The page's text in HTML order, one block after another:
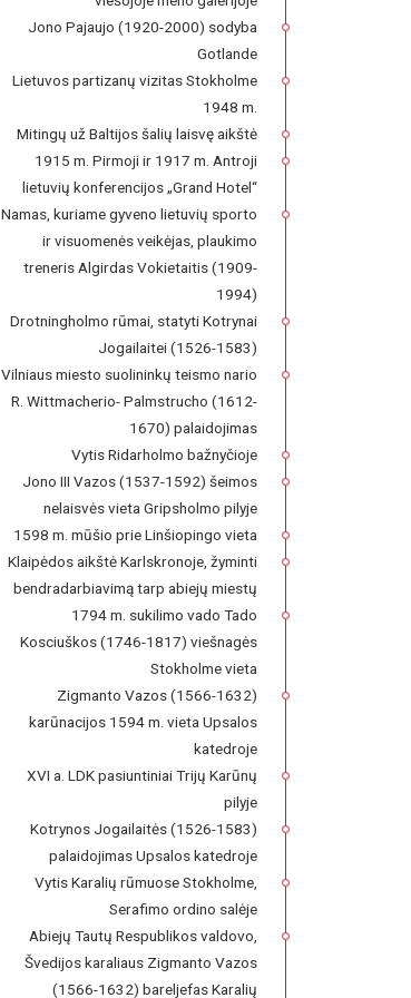
Jono Pajaujo (1920-2000) sodyba
Gotlande
Lietuvos partizanų vizitas Stokholme
1948 m.
Mitingų už Baltijos šalių laisvę aikštė
1915 m. Pirmoji ir 1917 m. Antroji
lietuvių konferencijos „Grand Hotel“
Namas, kuriame gyveno lietuvių sporto
ir visuomenės veikėjas, plaukimo
treneris Algirdas Vokietaitis (1909-
1994)
Drotningholmo rūmai, statyti Kotrynai
Jogailaitei (1526-1583)
Vilniaus miesto suolininkų teismo nario
R. Wittmacherio- Palmstrucho (1612-
1670) palaidojimas
Vytis Ridarholmo bažnyčioje
Jono III Vazos (1537-1592) šeimos
nelaisvės vieta Gripsholmo pilyje
1598 m. mūšio prie Linšiopingo vieta
Klaipėdos aikštė Karlskronoje, žyminti
bendradarbiavimą tarp abiejų miestų
1794 m. sukilimo vado Tado
Kosciuškos (1746-1817) viešnagės
Stokholme vieta
Zigmanto Vazos (1566-1632)
karūnacijos 1594 m. vieta Upsalos
katedroje
XVI a. LDK pasiuntiniai Trijų Karūnų
pilyje
Kotrynos Jogailaitės (1526-1583)
palaidojimas Upsalos katedroje
Vytis Karalių rūmuose Stokholme,
Serafimo ordino salėje
Abiejų Tautų Respublikos valdovo,
Švedijos karaliaus Zigmanto Vazos
(1566-1632) bareljefas Karalių